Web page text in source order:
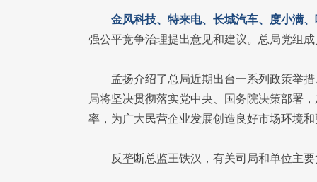
金风科技、特来电、长城汽车、度小满
强公平竞争治理提出意见和建议。总局党组
孟扬介绍了总局近期出台一系列政策举
局将坚决贯彻落实党中央、国务院决策部署
率，为广大民营企业发展创造良好市场环境
反垄断总监王铁汉，有关司局和单位主